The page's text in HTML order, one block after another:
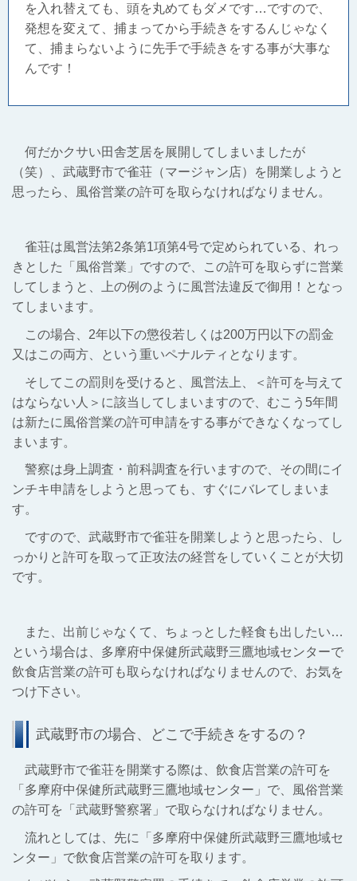
を入れ替えても、頭を丸めてもダメです…ですので、
発想を変えて、捕まってから手続きをするんじゃなく
て、捕まらないように先手で手続きをする事が大事な
んです！
何だかクサい田舎芝居を展開してしまいましたが
（笑）、武蔵野市で雀荘（マージャン店）を開業しようと
思ったら、風俗営業の許可を取らなければなりません。
雀荘は風営法第2条第1項第4号で定められている、れっ
きとした「風俗営業」ですので、この許可を取らずに営業
してしまうと、上の例のように風営法違反で御用！となっ
てしまいます。
この場合、2年以下の懲役若しくは200万円以下の罰金
又はこの両方、という重いペナルティとなります。
そしてこの罰則を受けると、風営法上、＜許可を与えて
はならない人＞に該当してしまいますので、むこう5年間
は新たに風俗営業の許可申請をする事ができなくなってし
まいます。
警察は身上調査・前科調査を行いますので、その間にイ
ンチキ申請をしようと思っても、すぐにバレてしまいま
す。
ですので、武蔵野市で雀荘を開業しようと思ったら、し
っかりと許可を取って正攻法の経営をしていくことが大切
です。
また、出前じゃなくて、ちょっとした軽食も出したい…
という場合は、多摩府中保健所武蔵野三鷹地域センターで
飲食店営業の許可も取らなければなりませんので、お気を
つけ下さい。
武蔵野市の場合、どこで手続きをするの？
武蔵野市で雀荘を開業する際は、飲食店営業の許可を
「多摩府中保健所武蔵野三鷹地域センター」で、風俗営業
の許可を「武蔵野警察署」で取らなければなりません。
流れとしては、先に「多摩府中保健所武蔵野三鷹地域セ
ンター」で飲食店営業の許可を取ります。